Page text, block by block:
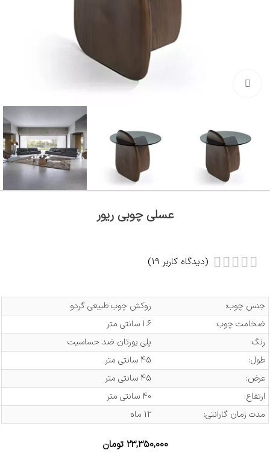
عسلی چوبی ریور
(دیدگاه کاربر 19
)
جنس چوب:
روکش چوب طبیعی گردو
ضخامت چوب:
1.6 سانتی متر
رنگ:
پلی یورتان ضد حساسیت
طول:
45 سانتی متر
عرض:
45 سانتی متر
ارتفاع:
40 سانتی متر
مدت زمان گارانتی:
12 ماه
۲۳,۳۵۰,۰۰۰ تومان